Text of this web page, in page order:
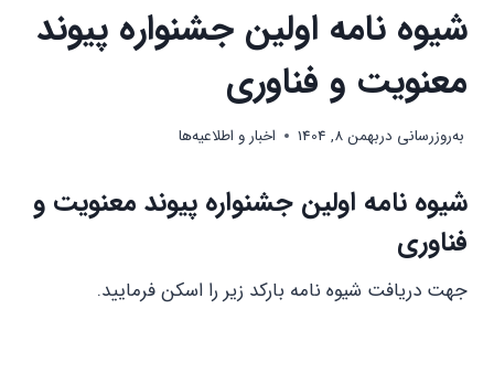
شیوه نامه اولین جشنواره پیوند
معنویت و فناوری
به‌روزرسانی دربهمن 8, 1404 اخبار و اطلاعیه‌ها
شیوه نامه اولین جشنواره پیوند معنویت و
فناوری
جهت دریافت شیوه نامه بارکد زیر را اسکن فرمایید.